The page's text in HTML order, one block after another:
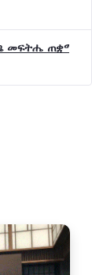
መፍትሔ ጠቋሚ